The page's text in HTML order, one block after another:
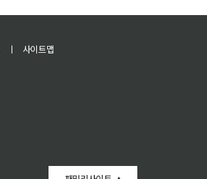
ㅣ
사이트맵